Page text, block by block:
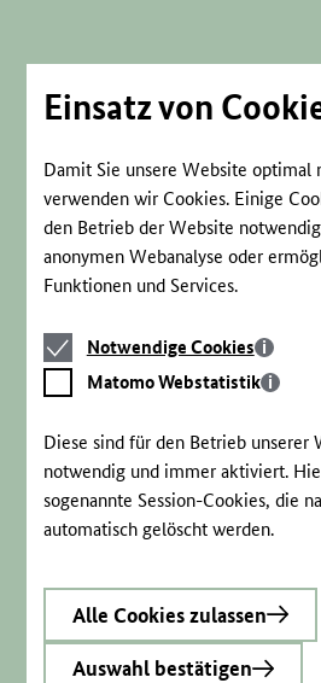
Einsatz von
Damit Sie unsere Website optimal
verwenden wir Cookies. Einige
den Betrieb der Website
anonymen Webanalyse oder
Funktionen und Services.
Notwendige
Cookies
Notwendige Cookies
Matomo
Webstatistik
Matomo Webstatistik
Diese sind für den Betrieb unserer
notwendig und immer aktiviert.
sogenannte Session-Cookies, die
automatisch gelöscht werden.
Alle Cookies zulassen
Auswahl bestätigen